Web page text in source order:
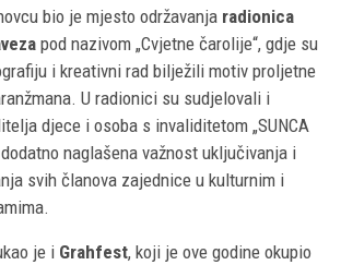
bio je mjesto održavanja radionica
pod nazivom „Cvjetne čarolije“, gdje su
i kreativni rad bilježili motiv proljetne
U radionici su sudjelovali i
djece i osoba s invaliditetom „SUNCA
dodatno naglašena važnost uključivanja i
svih članova zajednice u kulturnim i
je i Grahfest, koji je ove godine okupio